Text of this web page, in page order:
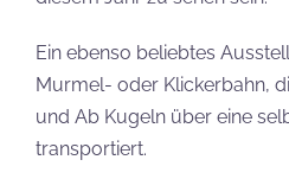
Ein ebenso beliebtes
Murmel- oder Klickerbahn,
und Ab Kugeln über eine
transportiert.